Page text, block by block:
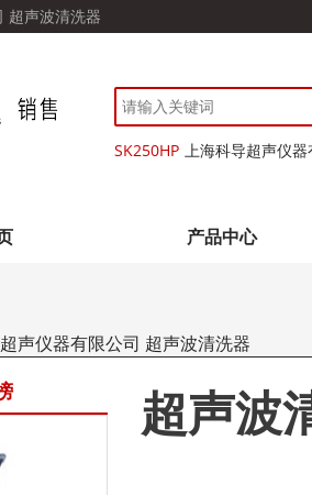
超声波清洗器
SK250HP 上海科导超声仪
产品中心
声仪器有限公司 超声波清洗器
超声波